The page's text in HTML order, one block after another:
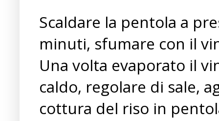
Scaldare la pentola a
minuti, sfumare con il
Una volta evaporato il
caldo, regolare di sale,
cottura del riso in